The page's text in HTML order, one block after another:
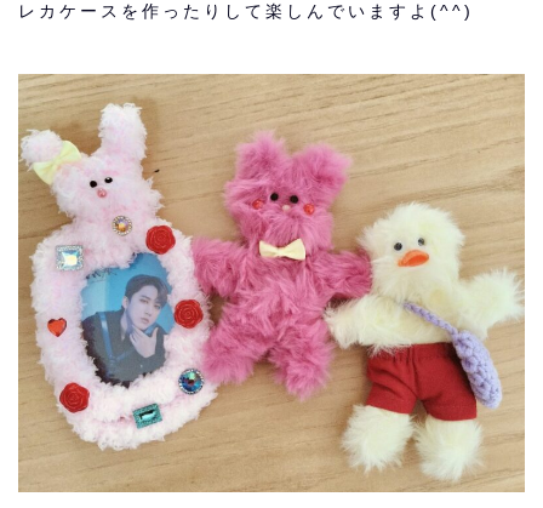
レカケースを作ったりして 楽しんでいますよ(^^)